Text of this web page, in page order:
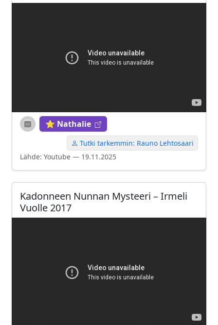
⭐ Nathalie
Tutki tarkemmin: Rauno Lehtosaari
Lähde: Youtube — 19.11.2025
Kadonneen Nunnan Mysteeri – Irmeli
Vuolle 2017